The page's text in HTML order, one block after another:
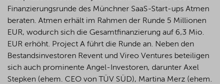
Finanzierungsrunde des Münchner SaaS-Start-ups Atmen
beraten. Atmen erhält im Rahmen der Runde 5 Millionen
EUR, wodurch sich die Gesamtfinanzierung auf 6,3 Mio.
EUR erhöht. Project A führt die Runde an. Neben den
Bestandsinvestoren Revent und Vireo Ventures beteiligen
sich auch prominente Angel-Investoren, darunter Axel
Stepken (ehem. CEO von TÜV SÜD), Martina Merz (ehem.